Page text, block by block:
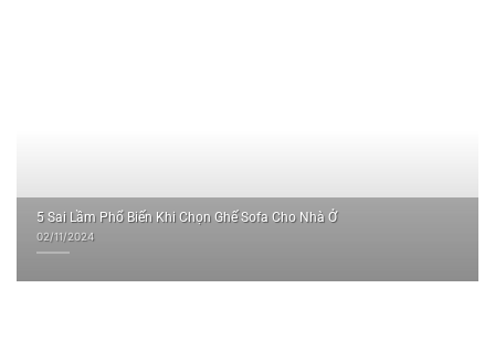
5 Sai Lầm Phổ Biến Khi Chọn Ghế Sofa Cho Nhà Ở
02/11/2024